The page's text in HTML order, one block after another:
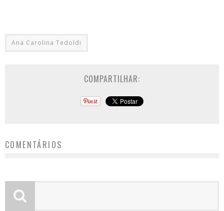
Ana Carolina Tedoldi
COMPARTILHAR:
COMENTÁRIOS